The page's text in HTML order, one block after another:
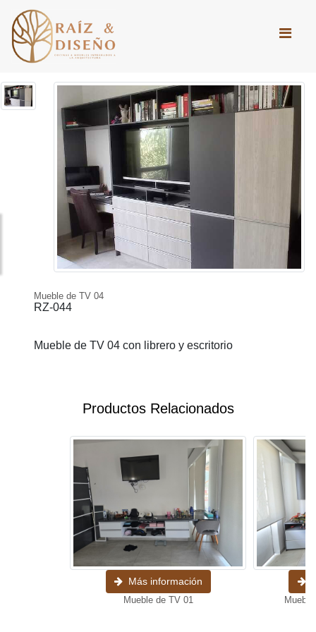
Mueble de TV 04
RZ-044
Mueble de TV 04 con librero y escritorio
Productos Relacionados
Más información Más información
Mueble de TV con